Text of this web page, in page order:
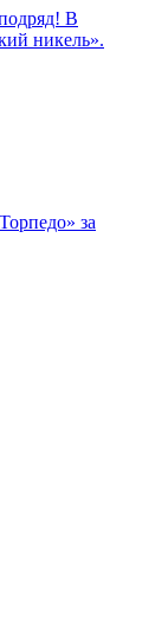
В
никель».
за